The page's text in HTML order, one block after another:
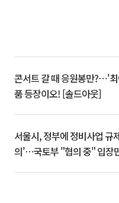
콘서트 갈 때 응원봉만?⋯'
품 등장이오! [솔드아웃]
서울시, 정부에 정비사업 규
의'⋯국토부 "협의 중" 입장